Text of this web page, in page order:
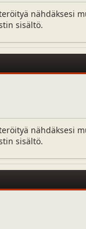
nähdäksesi
sisältö.
nähdäksesi
sisältö.